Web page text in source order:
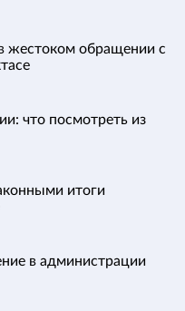
жестоком обращении с
что посмотреть из
итоги
в администрации